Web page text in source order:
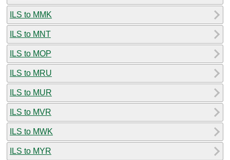
ILS to MMK
ILS to MNT
ILS to MOP
ILS to MRU
ILS to MUR
ILS to MVR
ILS to MWK
ILS to MYR